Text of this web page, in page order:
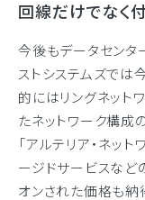
回線だけでなく
今後もデータセンタ
ストシステムズでは
的にはリングネット
たネットワーク構成
「アルテリア・ネッ
ージドサービスなど
オンされた価格も納